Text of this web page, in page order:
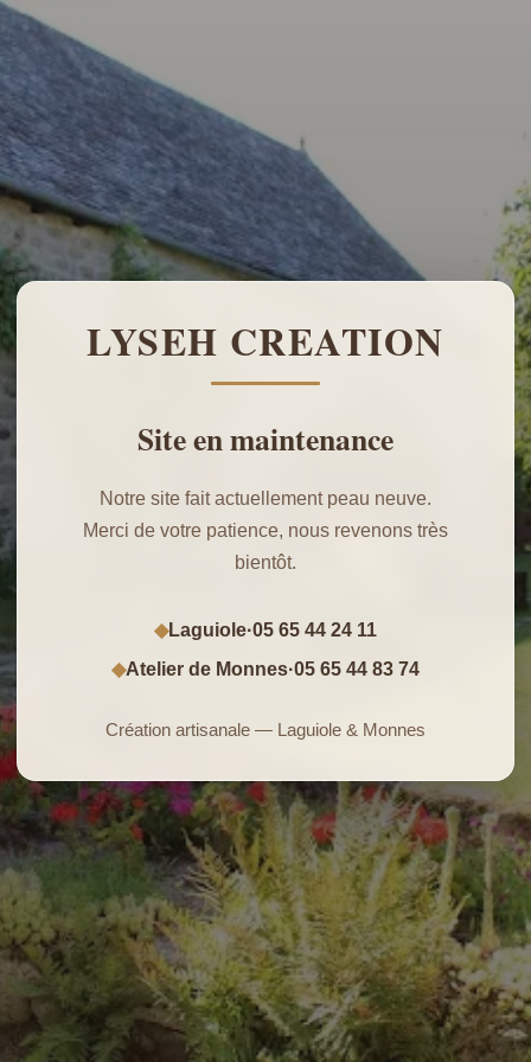
LYSEH CREATION
Site en maintenance
Notre site fait actuellement peau neuve.
Merci de votre patience, nous revenons très
bientôt.
◆Laguiole·05 65 44 24 11
◆Atelier de Monnes·05 65 44 83 74
Création artisanale — Laguiole & Monnes